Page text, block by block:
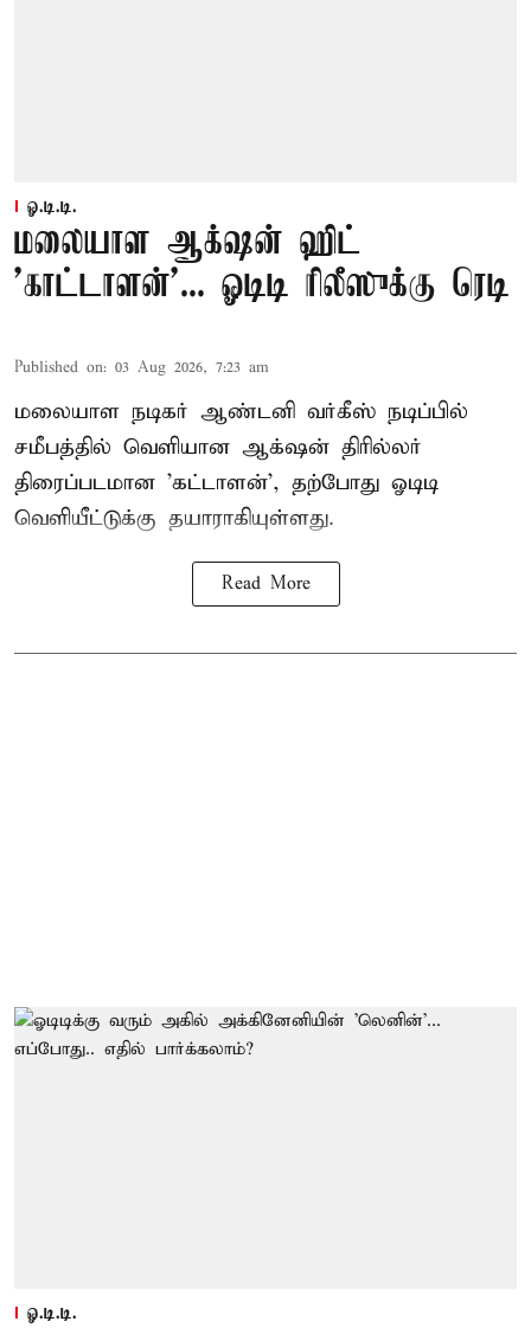
ஓ.டி.டி.
மலையாள ஆக்‌ஷன் ஹிட்
'காட்டாளன்'... ஓடிடி ரிலீஸுக்கு ரெடி
Published on: 03 Aug 2026, 7:23 am
மலையாள நடிகர் ஆண்டனி வர்கீஸ் நடிப்பில்
சமீபத்தில் வெளியான ஆக்‌ஷன் திரில்லர்
திரைப்படமான 'கட்டாளன்', தற்போது ஓடிடி
வெளியீட்டுக்கு தயாராகியுள்ளது.
Read More
ஓ.டி.டி.